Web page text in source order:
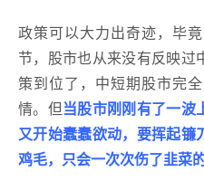
政策可以大力出奇迹，毕
节，股市也从来没有反映过
策到位了，中短期股市完
情。但当股市刚刚有了一波
又开始蠢蠢欲动，要挥起镰
鸡毛，只会一次次伤了韭菜的